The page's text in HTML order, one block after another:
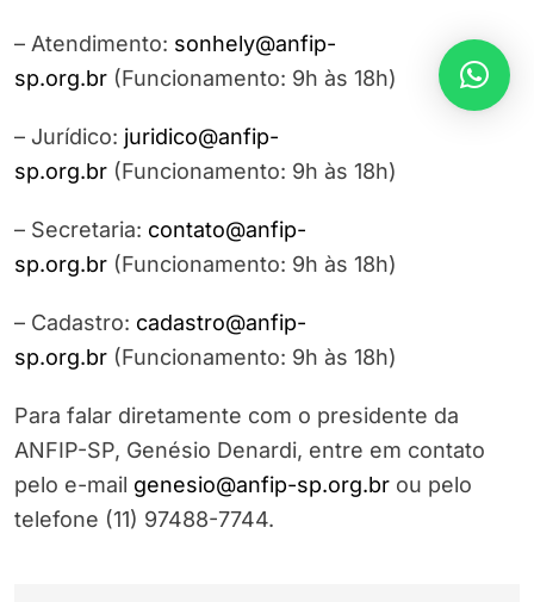
– Atendimento: sonhely@anfip-
sp.org.br (Funcionamento: 9h às 18h)
– Jurídico: juridico@anfip-
sp.org.br (Funcionamento: 9h às 18h)
– Secretaria: contato@anfip-
sp.org.br (Funcionamento: 9h às 18h)
– Cadastro: cadastro@anfip-
sp.org.br (Funcionamento: 9h às 18h)
Para falar diretamente com o presidente da
ANFIP-SP, Genésio Denardi, entre em contato
pelo e-mail genesio@anfip-sp.org.br ou pelo
telefone (11) 97488-7744.